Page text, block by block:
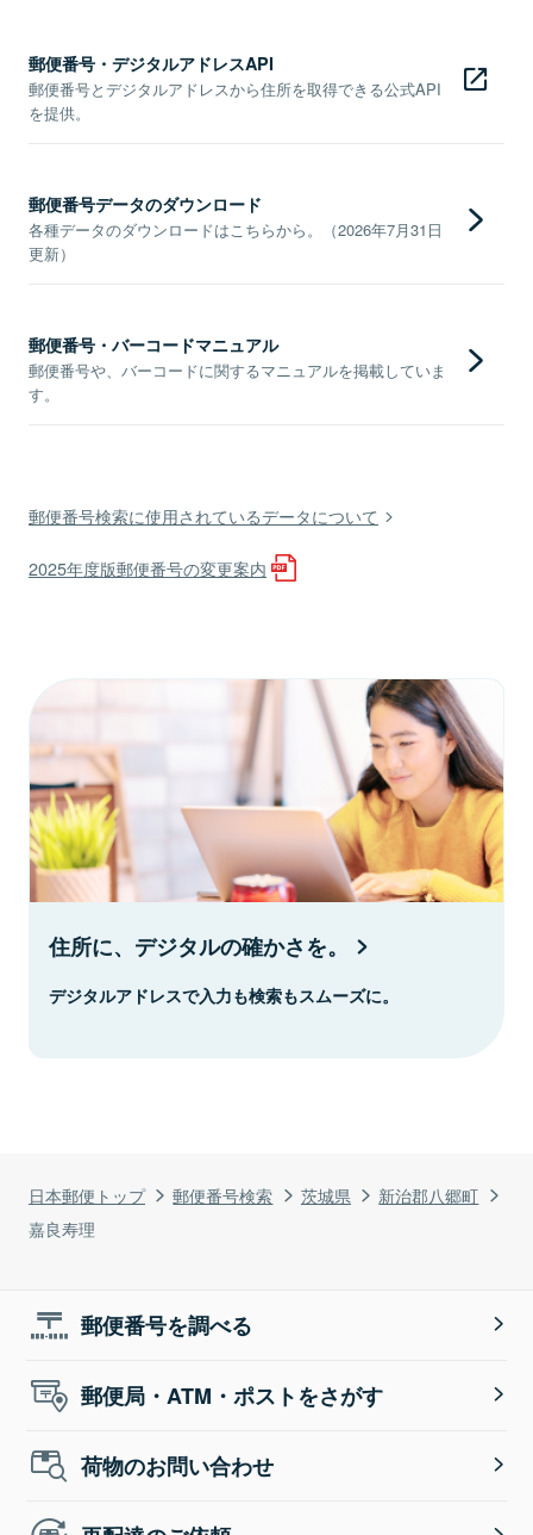
日本郵便トップ 郵便番号検索 茨城県
新治郡八郷町
嘉良寿理
郵便番号・デジタルアドレスAPI
郵便番号とデジタルアドレスから住所を取得できる公式API
を提供。
郵便番号データのダウンロード
各種データのダウンロードはこちらから。（2026年7月31日
更新）
郵便番号・バーコードマニュアル
郵便番号や、バーコードに関するマニュアルを掲載していま
す。
郵便番号検索に使用されているデータについて
2025年度版郵便番号の変更案内
住所に、デジタルの確かさを。
デジタルアドレスで入力も検索もスムーズに。
郵便番号を調べる
郵便局・ATM・ポストをさがす
荷物のお問い合わせ